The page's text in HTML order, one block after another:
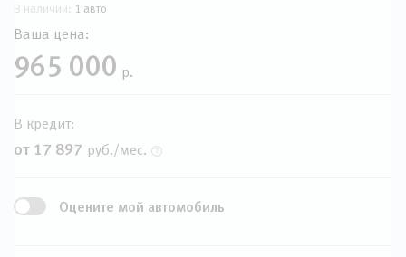
В наличии: 1 авто
Ваша цена:
965 000 р.
В кредит:
от 17 897 руб./мес.
Оцените мой автомобиль